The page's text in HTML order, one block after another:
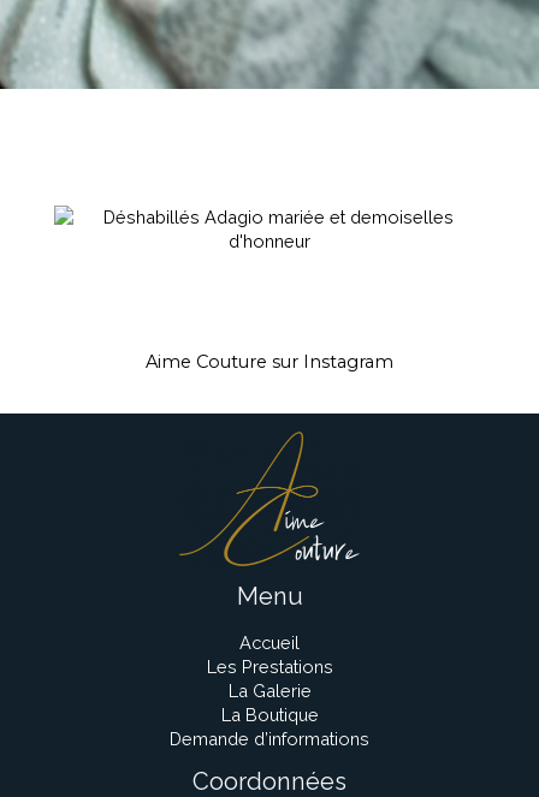
Aime Couture sur Instagram
Menu
Accueil
Les Prestations
La Galerie
La Boutique
Demande d’informations
Coordonnées